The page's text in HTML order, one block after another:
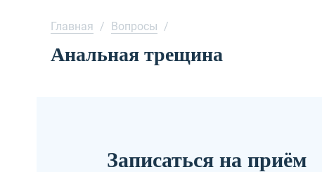
Главная / Вопросы /
Анальная трещина
Записаться на приём